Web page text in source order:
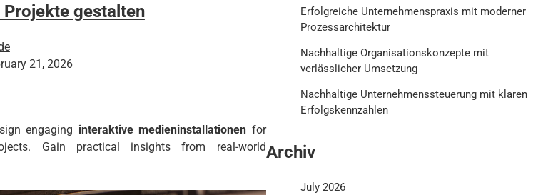
Projekte gestalten
21, 2026
engaging interaktive medieninstallationen for
Gain practical insights from real-world
Erfolgreiche Unternehmenspraxis mit moderner
Prozessarchitektur
Nachhaltige Organisationskonzepte mit
verlässlicher Umsetzung
Nachhaltige Unternehmenssteuerung mit klaren
Erfolgskennzahlen
Archiv
July 2026